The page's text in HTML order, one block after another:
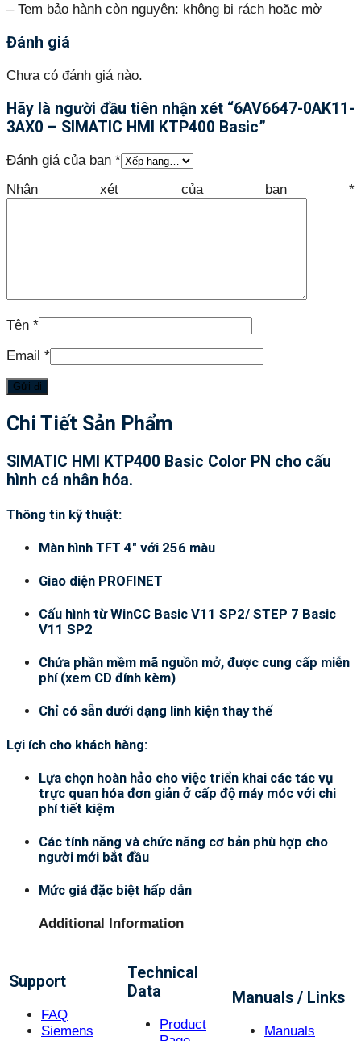
– Tem bảo hành còn nguyên: không bị rách hoặc mờ
Đánh giá
Chưa có đánh giá nào.
Hãy là người đầu tiên nhận xét “6AV6647-0AK11-
3AX0 – SIMATIC HMI KTP400 Basic”
Đánh giá của bạn *
Nhận xét của bạn *
Tên *
Email *
Chi Tiết Sản Phẩm
SIMATIC HMI KTP400 Basic Color PN cho cấu
hình cá nhân hóa.
Thông tin kỹ thuật:
Màn hình TFT 4″ với 256 màu
Giao diện PROFINET
Cấu hình từ WinCC Basic V11 SP2/ STEP 7 Basic
V11 SP2
Chứa phần mềm mã nguồn mở, được cung cấp miễn
phí (xem CD đính kèm)
Chỉ có sẵn dưới dạng linh kiện thay thế
Lợi ích cho khách hàng:
Lựa chọn hoàn hảo cho việc triển khai các tác vụ
trực quan hóa đơn giản ở cấp độ máy móc với chi
phí tiết kiệm
Các tính năng và chức năng cơ bản phù hợp cho
người mới bắt đầu
Mức giá đặc biệt hấp dẫn
Additional Information
Support
FAQ
Siemens
Technical
Data
Product
Manuals / Links
Manuals